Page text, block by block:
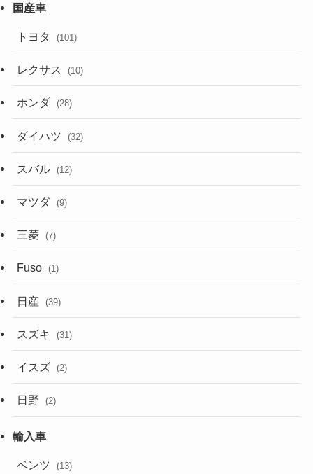
トヨタ (101)
レクサス (10)
ホンダ (28)
ダイハツ (32)
スバル (12)
マツダ (9)
三菱 (7)
Fuso (1)
日産 (39)
スズキ (31)
イスズ (2)
日野 (2)
ベンツ (13)